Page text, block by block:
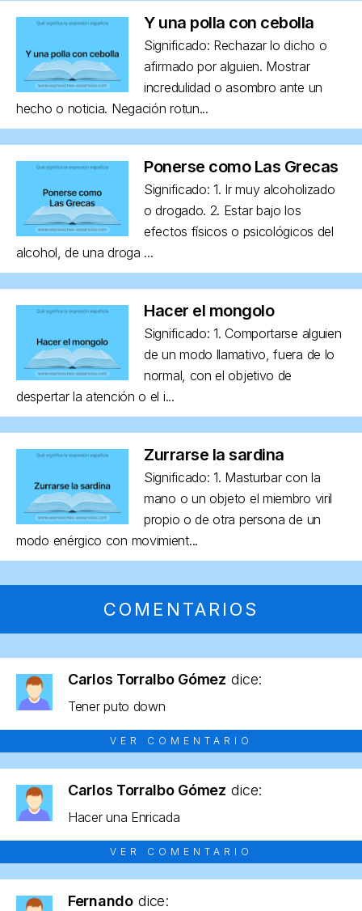
Y una polla con cebolla
Significado: Rechazar lo dicho o
afirmado por alguien. Mostrar
incredulidad o asombro ante un
hecho o noticia. Negación rotun...
Ponerse como Las Grecas
Significado: 1. Ir muy alcoholizado
o drogado. 2. Estar bajo los
efectos físicos o psicológicos del
alcohol, de una droga ...
Hacer el mongolo
Significado: 1. Comportarse alguien
de un modo llamativo, fuera de lo
normal, con el objetivo de
despertar la atención o el i...
Zurrarse la sardina
Significado: 1. Masturbar con la
mano o un objeto el miembro viril
propio o de otra persona de un
modo enérgico con movimient...
COMENTARIOS
Carlos Torralbo Gómez dice:
Tener puto down
VER COMENTARIO
Carlos Torralbo Gómez dice:
Hacer una Enricada
VER COMENTARIO
Fernando dice: